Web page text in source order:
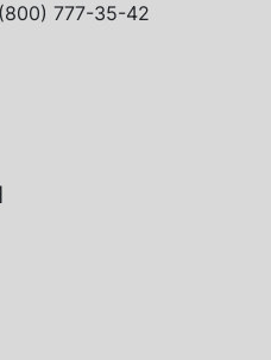
777-35-42